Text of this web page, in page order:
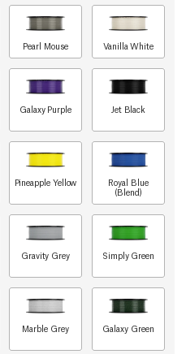
Pearl Mouse Vanilla White
Galaxy Purple Jet Black
Pineapple Yellow
Royal Blue
(Blend)
Gravity Grey Simply Green
Marble Grey Galaxy Green